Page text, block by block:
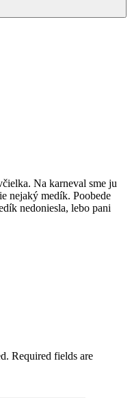
Na karneval sme ju
nejaký medík. Poobede
nedoniesla, lebo pani
Required fields are